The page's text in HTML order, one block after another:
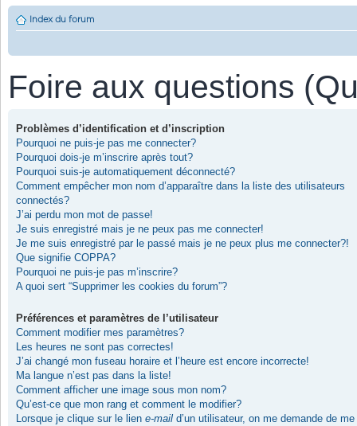
Index du forum
Foire aux questions
Problèmes d’identification et d’inscription
Pourquoi ne puis-je pas me connecter?
Pourquoi dois-je m’inscrire après tout?
Pourquoi suis-je automatiquement déconnecté?
Comment empêcher mon nom d’apparaître dans la liste des utilisateurs
connectés?
J’ai perdu mon mot de passe!
Je suis enregistré mais je ne peux pas me connecter!
Je me suis enregistré par le passé mais je ne peux plus me connecter?!
Que signifie COPPA?
Pourquoi ne puis-je pas m’inscrire?
A quoi sert “Supprimer les cookies du forum”?
Préférences et paramètres de l’utilisateur
Comment modifier mes paramètres?
Les heures ne sont pas correctes!
J’ai changé mon fuseau horaire et l’heure est encore incorrecte!
Ma langue n’est pas dans la liste!
Comment afficher une image sous mon nom?
Qu’est-ce que mon rang et comment le modifier?
Lorsque je clique sur le lien e-mail d’un utilisateur, on me demande de me